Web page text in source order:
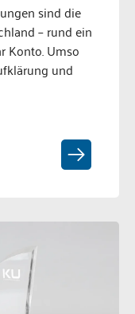
sind die
– rund ein
Konto. Umso
und